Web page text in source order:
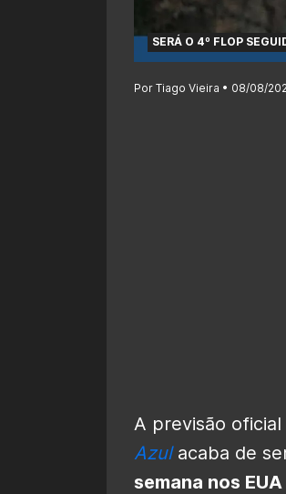
SERÁ O 4º FLOP
Por Tiago Vieira • 08/08/
A previsão
Azulacaba de
semana nos